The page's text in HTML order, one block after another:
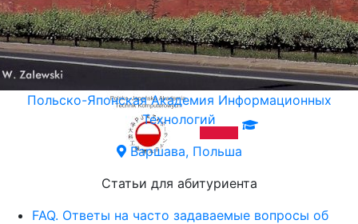
Польско-Японская Академия Информационных
Технологий
Варшава, Польша
Статьи для абитуриента
FAQ. Ответы на часто задаваемые вопросы об